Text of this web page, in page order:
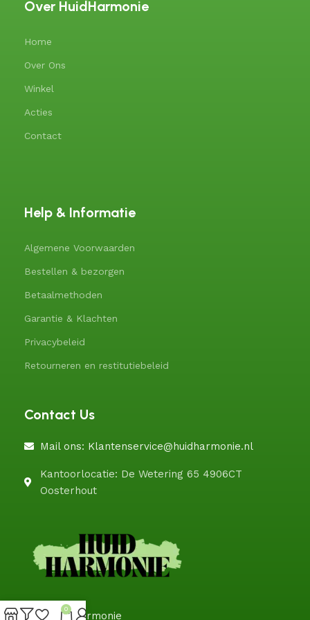
Over HuidHarmonie
Home
Over Ons
Winkel
Acties
Contact
Help & Informatie
Algemene Voorwaarden
Bestellen & bezorgen
Betaalmethoden
Garantie & Klachten
Privacybeleid
Retourneren en restitutiebeleid
Contact Us
Mail ons: Klantenservice@huidharmonie.nl
Kantoorlocatie: De Wetering 65 4906CT
Oosterhout
@HuidHarmonie
0